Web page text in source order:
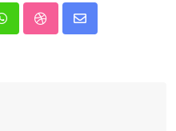
WhatsappStumbleUpon
Share